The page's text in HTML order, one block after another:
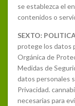
se establezca el
contenidos o
SEXTO:
protege los datos
Orgánica de
Medidas de
datos personales
Privacidad.
necesarias para